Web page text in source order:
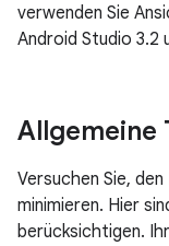
verwenden Sie
Android Studio 3.2
Allgemeine
Versuchen Sie,
minimieren. Hier
berücksichtigen.